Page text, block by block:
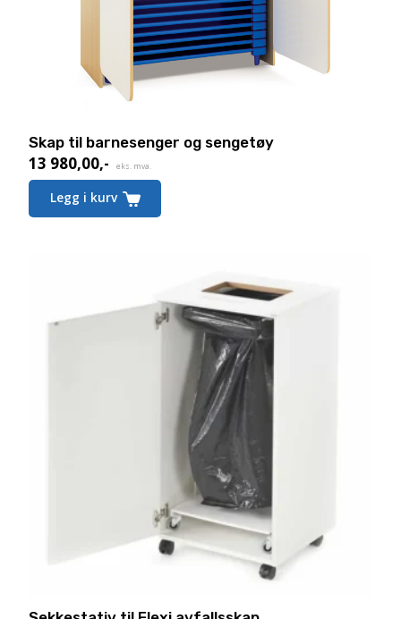
Skap til barnesenger og sengetøy
13 980,00,- eks. mva.
Legg i kurv